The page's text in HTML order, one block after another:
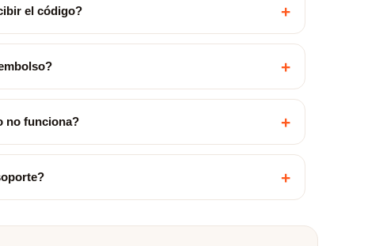
el código? +
+
no funciona? +
+